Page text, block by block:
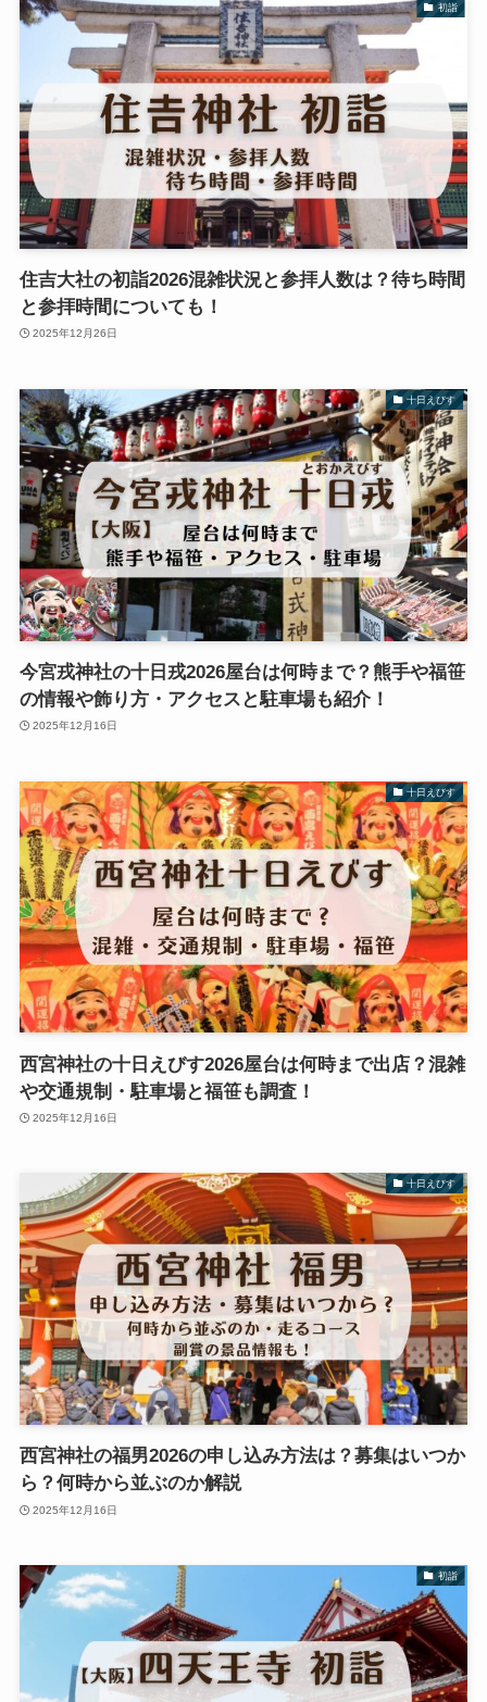
初詣
住吉大社の初詣2026混雑状況と参拝人数は？待ち時間
と参拝時間についても！
2025年12月26日
十日えびす
今宮戎神社の十日戎2026屋台は何時まで？熊手や福笹
の情報や飾り方・アクセスと駐車場も紹介！
2025年12月16日
十日えびす
西宮神社の十日えびす2026屋台は何時まで出店？混雑
や交通規制・駐車場と福笹も調査！
2025年12月16日
十日えびす
西宮神社の福男2026の申し込み方法は？募集はいつか
ら？何時から並ぶのか解説
2025年12月16日
初詣